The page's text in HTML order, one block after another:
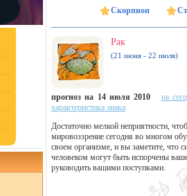
Скорпион
Рак
(21 июня - 22 июля)
прогноз на 14 июля 2010
на
характеристика знака
Достаточно мелкой неприятности,
мировоззрение сегодня во многом
своем организме, и вы заметите, что
человеком могут быть испорчены
руководить вашими поступками.